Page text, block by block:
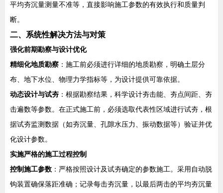
平均夯沉量测量不准等，直接影响施工参数的有效执行和质量判
断。
二、系统性解决方法与对策
强化前期勘察与设计优化
精细化地质勘察 ：施工前必须进行详细的地质勘察，明确土层分
布、地下水位、物理力学指标等，为设计提供可靠依据。
动态设计与试夯 ：根据勘察结果，科学设计夯击能、夯点间距、夯
击遍数等参数。在正式施工前，必须选取代表性区域进行试夯，根
据试夯监测数据（如夯沉量、孔隙水压力、振动数据等）验证并优
化设计参数。
实施严格的施工过程控制
控制施工参数 ：严格按照设计及试夯确定的参数施工。采用自动脱
钩装置确保落距准确；记录每击夯沉量，以最后两击的平均夯沉量